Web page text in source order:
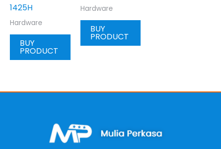
1425H
Hardware
BUY
PRODUCT
Hardware
BUY
PRODUCT